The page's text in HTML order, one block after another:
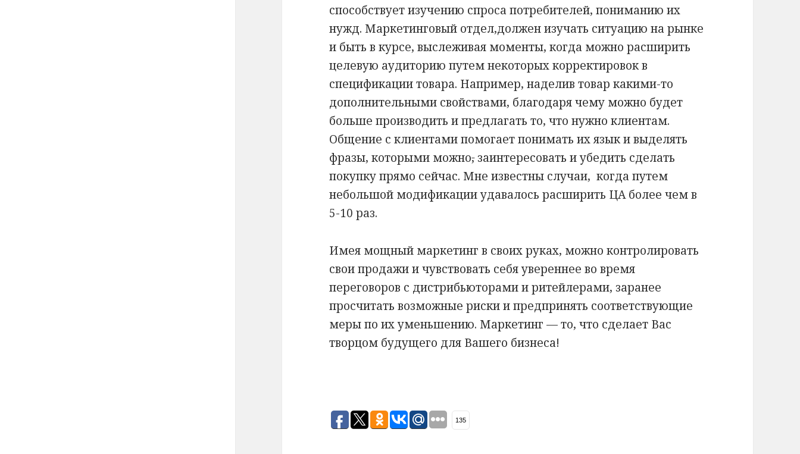
способствует изучению спроса потребителей, пониманию их
нужд. Маркетинговый отдел,должен изучать ситуацию на рынке
и быть в курсе, выслеживая моменты, когда можно расширить
целевую аудиторию путем некоторых корректировок в
спецификации товара. Например, наделив товар какими-то
дополнительными свойствами, благодаря чему можно будет
больше производить и предлагать то, что нужно клиентам.
Общение с клиентами помогает понимать их язык и выделять
фразы, которыми можно,заинтересовать и убедить сделать
покупку прямо сейчас. Мне известны случаи, когда путем
небольшой модификации удавалось расширить ЦА более чем в
5-10 раз.
Имея мощный маркетинг в своих руках, можно контролировать
свои продажи и чувствовать себя увереннее во время
переговоров с дистрибьюторами и ритейлерами, заранее
просчитать возможные риски и предпринять соответствующие
меры по их уменьшению. Маркетинг — то, что сделает Вас
творцом будущего для Вашего бизнеса!
135